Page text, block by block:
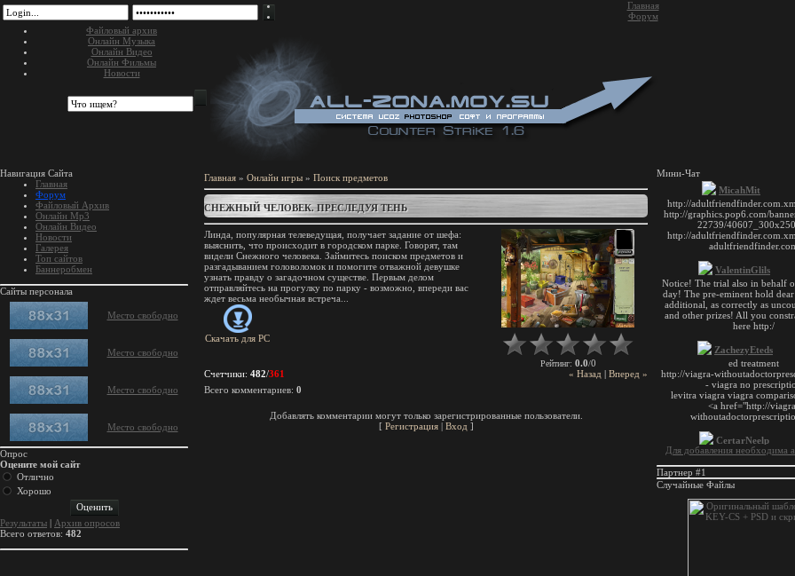
Главная
Форум
Файловый архив
Онлайн Музыка
Онлайн Видео
Онлайн Фильмы
Новости
Навигация Сайта
Главная
Форум
Файловый Архив
Онлайн Mp3
Онлайн Видео
Новости
Галерея
Топ сайтов
Баннеробмен
Сайты персонала
Место свободно
Место свободно
Место свободно
Место свободно
Опрос
Оцените мой сайт
Отлично
Хорошо
Результаты | Архив опросов
Всего ответов: 482
Главная » Онлайн игры » Поиск предметов
СНЕЖНЫЙ ЧЕЛОВЕК. ПРЕСЛЕДУЯ ТЕНЬ
Линда, популярная телеведущая, получает задание от шефа:
выяснить, что происходит в городском парке. Говорят, там
видели Снежного человека. Займитесь поиском предметов и
разгадыванием головоломок и помогите отважной девушке
узнать правду о загадочном существе. Первым делом
отправляйтесь на прогулку по парку - возможно, впереди вас
ждет весьма необычная встреча...
Скачать для PC
Рейтинг: 0.0/0
« Назад | Вперед »
Счетчики: 482/361
Всего комментариев: 0
Добавлять комментарии могут только зарегистрированные пользователи.
[ Регистрация| Вход ]
Мини-Чат
Для добавления необходима
Партнер #1
Случайные Файлы